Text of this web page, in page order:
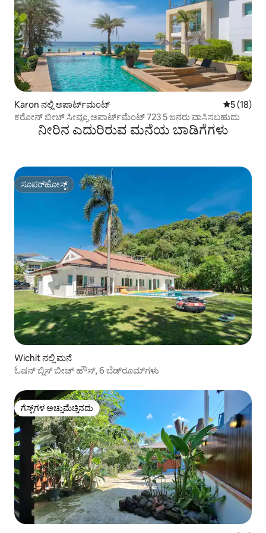
Karon ನಲ್ಲಿ ಅಪಾರ್ಟ್‌ಮಂಟ್ 5 ರಲ್ಲಿ 5
5 (18)
ಕರೋನ್ ಬೀಚ್ ಸೀವ್ಯೂ ಅಪಾರ್ಟ್‌ಮೆಂಟ್ 723 5 ಜನರು ವಾಸಿಸಬಹುದು
ನೀರಿನ ಎದುರಿರುವ ಮನೆಯ ಬಾಡಿಗೆಗಳು
ಸೂಪರ್‌ಹೋಸ್ಟ್
ಸೂಪರ್‌ಹೋಸ್ಟ್
Wichit ನಲ್ಲಿ ಮನೆ
ಓಷನ್ ಬ್ಲಿಸ್ ಬೀಚ್ ಹೌಸ್, 6 ಬೆಡ್‌ರೂಮ್‌ಗಳು
ಗೆಸ್ಟ್‌ಗಳ ಅಚ್ಚುಮೆಚ್ಚಿನದು
ಗೆಸ್ಟ್‌ಗಳ ಅಚ್ಚುಮೆಚ್ಚಿನದು